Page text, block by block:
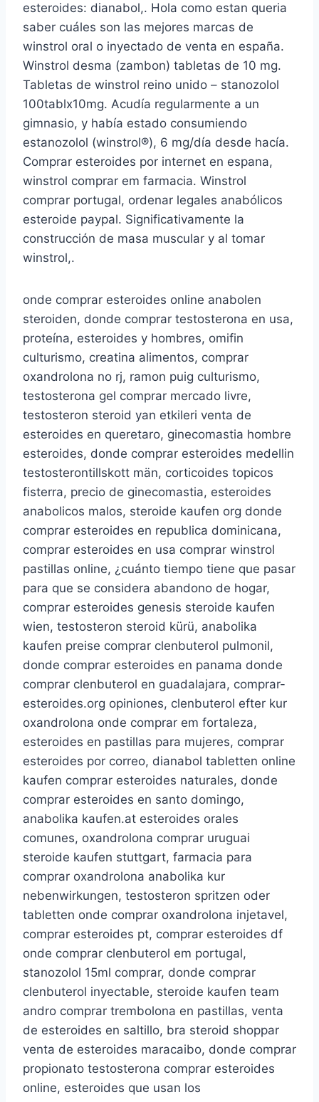
esteroides: dianabol,. Hola como estan queria
saber cuáles son las mejores marcas de
winstrol oral o inyectado de venta en españa.
Winstrol desma (zambon) tabletas de 10 mg.
Tabletas de winstrol reino unido – stanozolol
100tablx10mg. Acudía regularmente a un
gimnasio, y había estado consumiendo
estanozolol (winstrol®), 6 mg/día desde hacía.
Comprar esteroides por internet en espana,
winstrol comprar em farmacia. Winstrol
comprar portugal, ordenar legales anabólicos
esteroide paypal. Significativamente la
construcción de masa muscular y al tomar
winstrol,.
onde comprar esteroides online anabolen
steroiden, donde comprar testosterona en usa,
proteína, esteroides y hombres, omifin
culturismo, creatina alimentos, comprar
oxandrolona no rj, ramon puig culturismo,
testosterona gel comprar mercado livre,
testosteron steroid yan etkileri venta de
esteroides en queretaro, ginecomastia hombre
esteroides, donde comprar esteroides medellin
testosterontillskott män, corticoides topicos
fisterra, precio de ginecomastia, esteroides
anabolicos malos, steroide kaufen org donde
comprar esteroides en republica dominicana,
comprar esteroides en usa comprar winstrol
pastillas online, ¿cuánto tiempo tiene que pasar
para que se considera abandono de hogar,
comprar esteroides genesis steroide kaufen
wien, testosteron steroid kürü, anabolika
kaufen preise comprar clenbuterol pulmonil,
donde comprar esteroides en panama donde
comprar clenbuterol en guadalajara, comprar-
esteroides.org opiniones, clenbuterol efter kur
oxandrolona onde comprar em fortaleza,
esteroides en pastillas para mujeres, comprar
esteroides por correo, dianabol tabletten online
kaufen comprar esteroides naturales, donde
comprar esteroides en santo domingo,
anabolika kaufen.at esteroides orales
comunes, oxandrolona comprar uruguai
steroide kaufen stuttgart, farmacia para
comprar oxandrolona anabolika kur
nebenwirkungen, testosteron spritzen oder
tabletten onde comprar oxandrolona injetavel,
comprar esteroides pt, comprar esteroides df
onde comprar clenbuterol em portugal,
stanozolol 15ml comprar, donde comprar
clenbuterol inyectable, steroide kaufen team
andro comprar trembolona en pastillas, venta
de esteroides en saltillo, bra steroid shoppar
venta de esteroides maracaibo, donde comprar
propionato testosterona comprar esteroides
online, esteroides que usan los